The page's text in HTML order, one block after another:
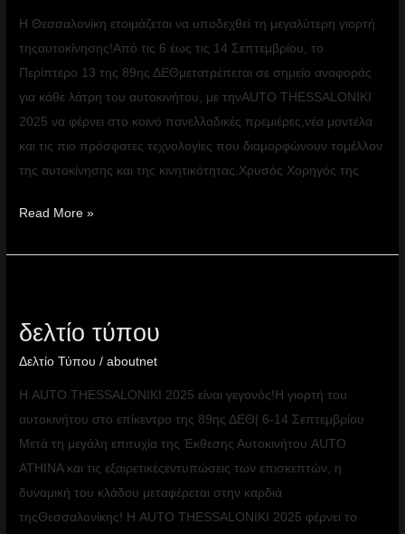
Η Θεσσαλονίκη ετοιμάζεται να υποδεχθεί τη μεγαλύτερη γιορτή
τηςαυτοκίνησης!Από τις 6 έως τις 14 Σεπτεμβρίου, το
Περίπτερο 13 της 89ης ΔΕΘμετατρέπεται σε σημείο αναφοράς
για κάθε λάτρη του αυτοκινήτου, με τηνAUTO THESSALONIKI
2025 να φέρνει στο κοινό πανελλαδικές πρεμιέρες,νέα μοντέλα
και τις πιο πρόσφατες τεχνολογίες που διαμορφώνουν τομέλλον
της αυτοκίνησης και της κινητικότητας.Χρυσός Χορηγός της
Read More »
δελτίο τύπου
Δελτίο Τύπου /aboutnet
Η AUTO THESSALONIKI 2025 είναι γεγονός!Η γιορτή του
αυτοκινήτου στο επίκεντρο της 89ης ΔΕΘ| 6-14 Σεπτεμβρίου
Μετά τη μεγάλη επιτυχία της Έκθεσης Αυτοκινήτου AUTO
ATHINA και τις εξαιρετικέςεντυπώσεις των επισκεπτών, η
δυναμική του κλάδου μεταφέρεται στην καρδιά
τηςΘεσσαλονίκης! Η AUTO THESSALONIKI 2025 φέρνει το